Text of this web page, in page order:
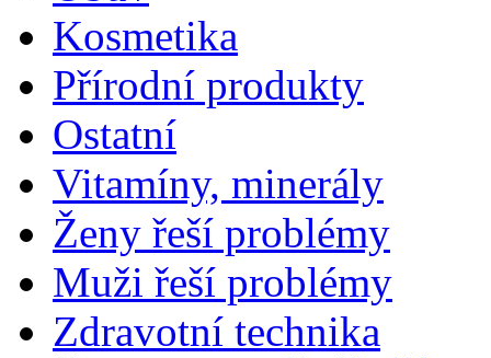
Kosmetika
Přírodní produkty
Ostatní
Vitamíny, minerály
Ženy řeší problémy
Muži řeší problémy
Zdravotní technika